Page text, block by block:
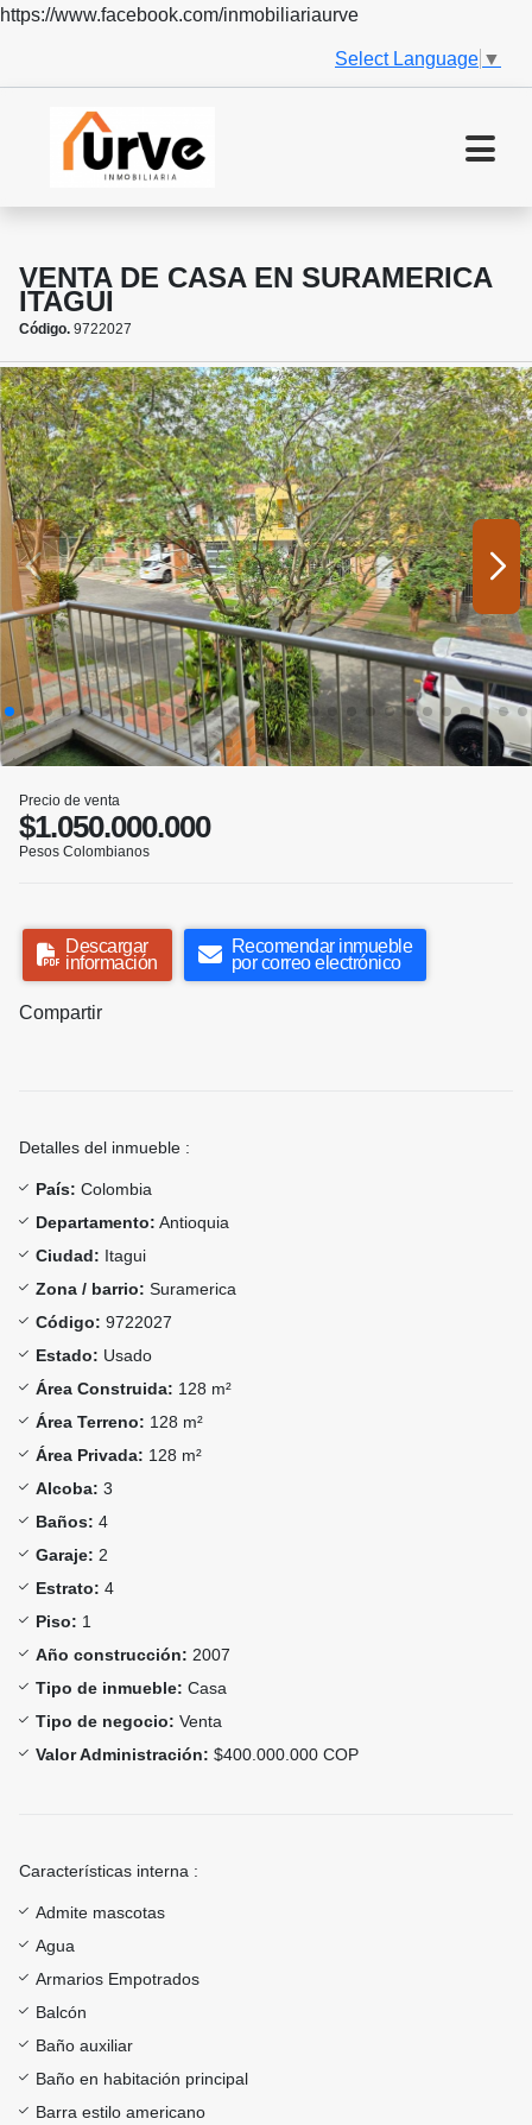
https://www.facebook.com/inmobiliariaurve
Select Language ▼
VENTA DE CASA EN SURAMERICA
ITAGUI
Código. 9722027
Precio de venta
$1.050.000.000
Pesos Colombianos
Descargar
información
Recomendar inmueble
por correo electrónico
Compartir
Detalles del inmueble :
País: Colombia
Departamento: Antioquia
Ciudad: Itagui
Zona / barrio: Suramerica
Código: 9722027
Estado: Usado
Área Construida: 128 m²
Área Terreno: 128 m²
Área Privada: 128 m²
Alcoba: 3
Baños: 4
Garaje: 2
Estrato: 4
Piso: 1
Año construcción: 2007
Tipo de inmueble: Casa
Tipo de negocio: Venta
Valor Administración: $400.000.000 COP
Características interna :
Admite mascotas
Agua
Armarios Empotrados
Balcón
Baño auxiliar
Baño en habitación principal
Barra estilo americano